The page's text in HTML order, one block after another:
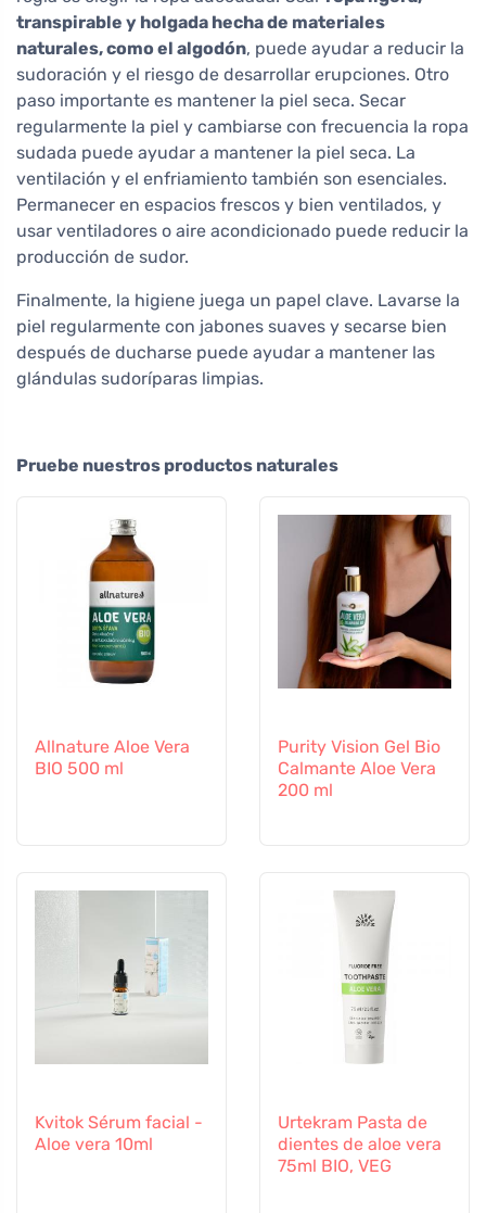
transpirable y holgada hecha de materiales
naturales, como el algodón, puede ayudar a reducir la
sudoración y el riesgo de desarrollar erupciones. Otro
paso importante es mantener la piel seca. Secar
regularmente la piel y cambiarse con frecuencia la ropa
sudada puede ayudar a mantener la piel seca. La
ventilación y el enfriamiento también son esenciales.
Permanecer en espacios frescos y bien ventilados, y
usar ventiladores o aire acondicionado puede reducir la
producción de sudor.
Finalmente, la higiene juega un papel clave. Lavarse la
piel regularmente con jabones suaves y secarse bien
después de ducharse puede ayudar a mantener las
glándulas sudoríparas limpias.
Pruebe nuestros productos naturales
Allnature Aloe Vera
BIO 500 ml
Purity Vision Gel Bio
Calmante Aloe Vera
200 ml
Kvitok Sérum facial -
Aloe vera 10ml
Urtekram Pasta de
dientes de aloe vera
75ml BIO, VEG